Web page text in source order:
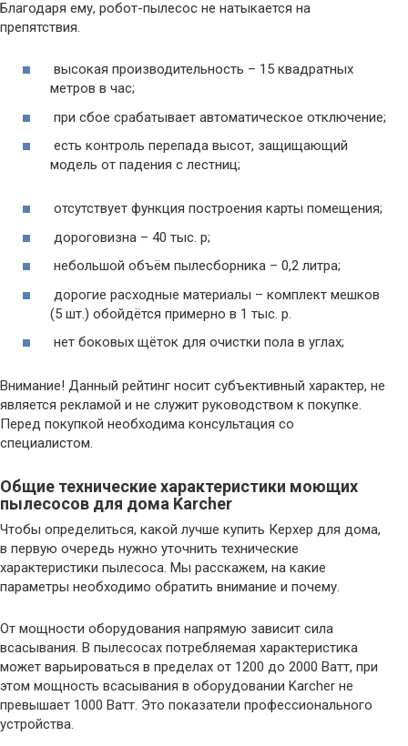
Благодаря ему, робот-пылесос не натыкается на
препятствия.
высокая производительность – 15 квадратных
метров в час;
при сбое срабатывает автоматическое отключение;
есть контроль перепада высот, защищающий
модель от падения с лестниц;
отсутствует функция построения карты помещения;
дороговизна – 40 тыс. р;
небольшой объём пылесборника – 0,2 литра;
дорогие расходные материалы – комплект мешков
(5 шт.) обойдётся примерно в 1 тыс. р.
нет боковых щёток для очистки пола в углах;
Внимание! Данный рейтинг носит субъективный характер, не
является рекламой и не служит руководством к покупке.
Перед покупкой необходима консультация со
специалистом.
Общие технические характеристики моющих
пылесосов для дома Karcher
Чтобы определиться, какой лучше купить Керхер для дома,
в первую очередь нужно уточнить технические
характеристики пылесоса. Мы расскажем, на какие
параметры необходимо обратить внимание и почему.
От мощности оборудования напрямую зависит сила
всасывания. В пылесосах потребляемая характеристика
может варьироваться в пределах от 1200 до 2000 Ватт, при
этом мощность всасывания в оборудовании Karcher не
превышает 1000 Ватт. Это показатели профессионального
устройства.